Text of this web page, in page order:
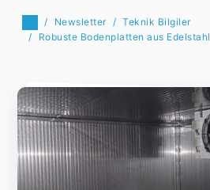
Newsletter
Teknik Bilgiler
Robuste Bodenplatten aus Edelstahl